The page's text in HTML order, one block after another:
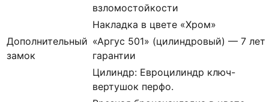
взломостойкости
Накладка в цвете «Хром»
Дополнительный
замок
«Аргус 501» (цилиндровый) — 7 лет
гарантии
Цилиндр: Евроцилиндр ключ-
вертушок перфо.